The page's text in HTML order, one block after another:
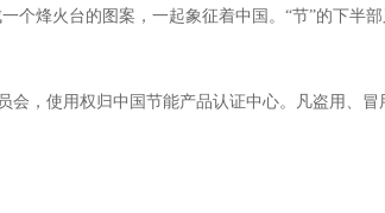
个烽火台的图案，一起象征着中国。“节”的下半
，使用权归中国节能产品认证中心。凡盗用、